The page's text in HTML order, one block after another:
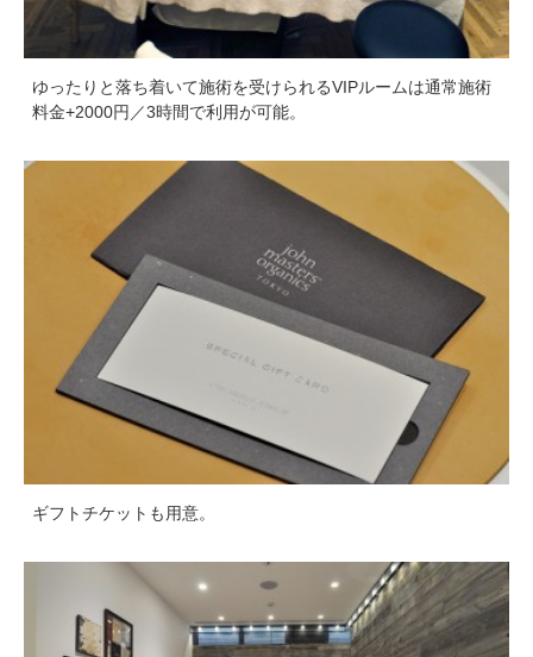
ゆったりと落ち着いて施術を受けられるVIPルームは通常施術
料金+2000円／3時間で利用が可能。
ギフトチケットも用意。